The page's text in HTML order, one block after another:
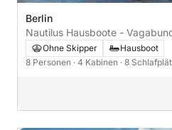
Berlin
Nautilus Hausboote -
m.Kamin+Sauna -
Kabinen
Ohne Skipper
Hausboot
8 Personen · 4 Kabinen · 8